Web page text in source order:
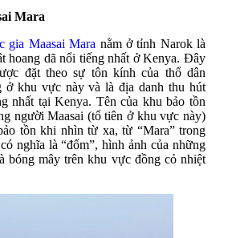
Mara
gia Maasai Mara nằm ở tỉnh Narok là
hoang dã nổi tiếng nhất ở Kenya. Đây
đặt theo sự tôn kính của thổ dân
ở khu vực này và là địa danh thu hút
nhất tại Kenya. Tên của khu bảo tồn
người Maasai (tổ tiên ở khu vực này)
tồn khi nhìn từ xa, từ “Mara” trong
nghĩa là “đốm”, hình ảnh của những
bóng mây trên khu vực đồng cỏ nhiệt